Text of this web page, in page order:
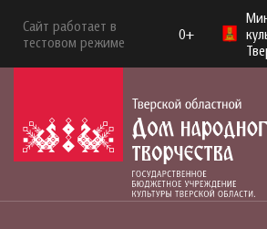
Сайт работает в
тестовом режиме
0+